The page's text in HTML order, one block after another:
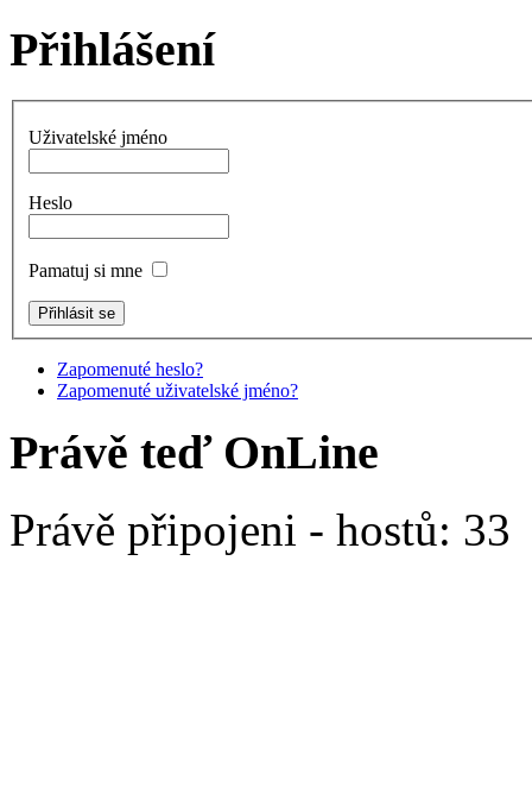
Přihlášení
Uživatelské jméno
Heslo
Pamatuj si mne
Zapomenuté heslo?
Zapomenuté uživatelské jméno?
Právě teď OnLine
Právě připojeni - hostů: 33